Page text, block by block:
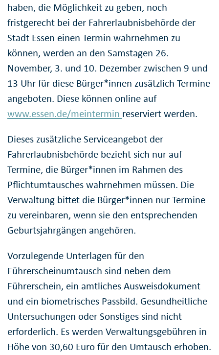
haben, die Möglichkeit zu geben, noch
fristgerecht bei der Fahrerlaubnisbehörde der
Stadt Essen einen Termin wahrnehmen zu
können, werden an den Samstagen 26.
November, 3. und 10. Dezember zwischen 9 und
13 Uhr für diese Bürger*innen zusätzlich Termine
angeboten. Diese können online auf
www.essen.de/meintermin reserviert werden.
Dieses zusätzliche Serviceangebot der
Fahrerlaubnisbehörde bezieht sich nur auf
Termine, die Bürger*innen im Rahmen des
Pflichtumtausches wahrnehmen müssen. Die
Verwaltung bittet die Bürger*innen nur Termine
zu vereinbaren, wenn sie den entsprechenden
Geburtsjahrgängen angehören.
Vorzulegende Unterlagen für den
Führerscheinumtausch sind neben dem
Führerschein, ein amtliches Ausweisdokument
und ein biometrisches Passbild. Gesundheitliche
Untersuchungen oder Sonstiges sind nicht
erforderlich. Es werden Verwaltungsgebühren in
Höhe von 30,60 Euro für den Umtausch erhoben.